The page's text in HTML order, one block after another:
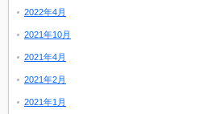
2022年4月
2021年10月
2021年4月
2021年2月
2021年1月